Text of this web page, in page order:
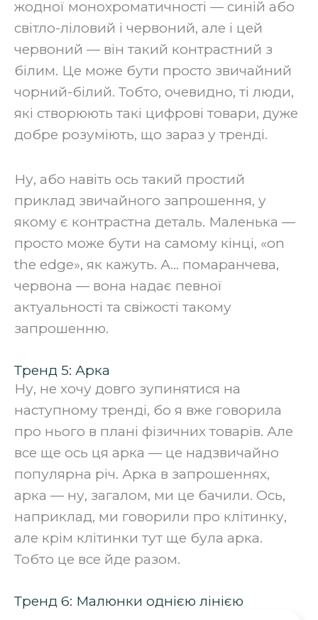
жодної монохроматичності — синій або
світло-ліловий і червоний, але і цей
червоний — він такий контрастний з
білим. Це може бути просто звичайний
чорний-білий. Тобто, очевидно, ті люди,
які створюють такі цифрові товари, дуже
добре розуміють, що зараз у тренді.
‍Ну, або навіть ось такий простий
приклад звичайного запрошення, у
якому є контрастна деталь. Маленька —
просто може бути на самому кінці, «on
the edge», як кажуть. А… помаранчева,
червона — вона надає певної
актуальності та свіжості такому
запрошенню.
Тренд 5: Арка
Ну, не хочу довго зупинятися на
наступному тренді, бо я вже говорила
про нього в плані фізичних товарів. Але
все ще ось ця арка — це надзвичайно
популярна річ. Арка в запрошеннях,
арка — ну, загалом, ми це бачили. Ось,
наприклад, ми говорили про клітинку,
але крім клітинки тут ще була арка.
Тобто це все йде разом.
Тренд 6: Малюнки однією лінією